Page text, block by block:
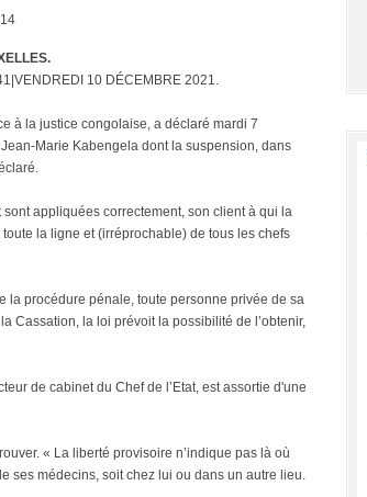
10 DÉCEMBRE 2021.
à la justice congolaise, a déclaré mardi 7
Marie Kabengela dont la suspension, dans
appliquées correctement, son client à qui la
la ligne et (irréprochable) de tous les chefs
la procédure pénale, toute personne privée de sa
Cassation, la loi prévoit la possibilité de l’obtenir,
de cabinet du Chef de l’Etat, est assortie d'une
« La liberté provisoire n’indique pas là où
ses médecins, soit chez lui ou dans un autre lieu.